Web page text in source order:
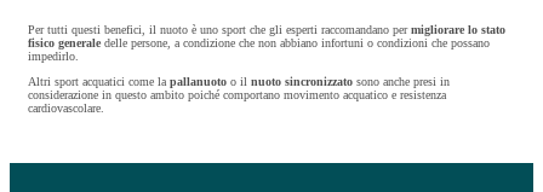
Per tutti questi benefici, il nuoto è uno sport che gli esperti raccomandano permigliorare lo stato
fisico generale delle persone, a condizione che non abbiano infortuni o condizioni che possano
impedirlo.
Altri sport acquatici come la pallanuoto o il nuoto sincronizzato sono anche presi in
considerazione in questo ambito poiché comportano movimento acquatico e resistenza
cardiovascolare.